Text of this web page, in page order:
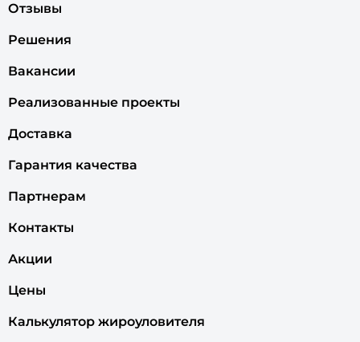
Отзывы
Решения
Вакансии
Реализованные проекты
Доставка
Гарантия качества
Партнерам
Контакты
Акции
Цены
Калькулятор жироуловителя